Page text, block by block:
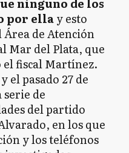
ninguno de los
por ellay esto
de Atención
Mar del Plata, que
el fiscal Martínez.
el pasado 27 de
de
del partido
en los que
y los teléfonos